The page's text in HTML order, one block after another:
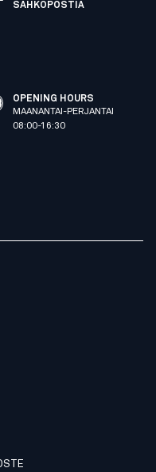
SÄHKÖPOSTIA
OPENING HOURS
MAANANTAI-PERJANTAI
08:00-16:30